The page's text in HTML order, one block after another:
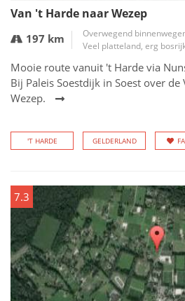
Van 't Harde naar Wezep
197 km
Overwegend
Veel platteland, erg
Mooie route vanuit 't Harde via
Bij Paleis Soestdijk in Soest over
Wezep.
'T HARDE GELDERLAND
7.3